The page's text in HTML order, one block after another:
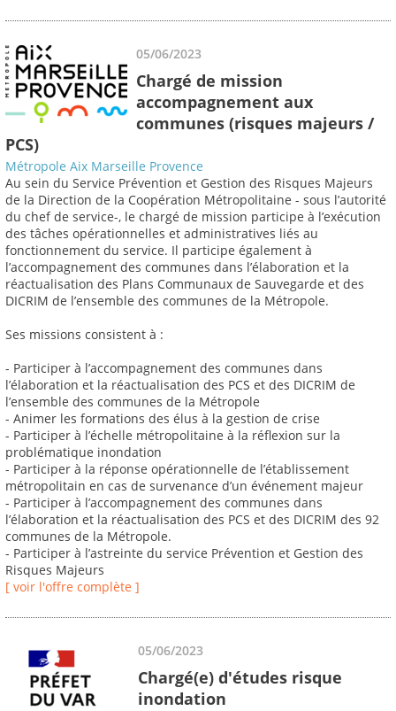
05/06/2023
Chargé de mission
accompagnement aux
communes (risques majeurs /
PCS)
Métropole Aix Marseille Provence
Au sein du Service Prévention et Gestion des Risques Majeurs
de la Direction de la Coopération Métropolitaine - sous l’autorité
du chef de service-, le chargé de mission participe à l’exécution
des tâches opérationnelles et administratives liés au
fonctionnement du service. Il participe également à
l’accompagnement des communes dans l’élaboration et la
réactualisation des Plans Communaux de Sauvegarde et des
DICRIM de l’ensemble des communes de la Métropole.
Ses missions consistent à :
- Participer à l’accompagnement des communes dans
l’élaboration et la réactualisation des PCS et des DICRIM de
l’ensemble des communes de la Métropole
- Animer les formations des élus à la gestion de crise
- Participer à l’échelle métropolitaine à la réflexion sur la
problématique inondation
- Participer à la réponse opérationnelle de l’établissement
métropolitain en cas de survenance d’un événement majeur
- Participer à l’accompagnement des communes dans
l’élaboration et la réactualisation des PCS et des DICRIM des 92
communes de la Métropole.
- Participer à l’astreinte du service Prévention et Gestion des
Risques Majeurs
[ voir l'offre complète ]
05/06/2023
Chargé(e) d'études risque
inondation